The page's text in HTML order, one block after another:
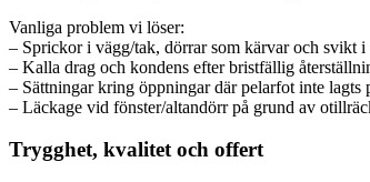
Vanliga problem vi löser:
– Sprickor i vägg/tak, dörrar som kärvar och svikt
– Kalla drag och kondens efter bristfällig
– Sättningar kring öppningar där pelarfot inte lagts
– Läckage vid fönster/altandörr på grund av
Trygghet, kvalitet och offert